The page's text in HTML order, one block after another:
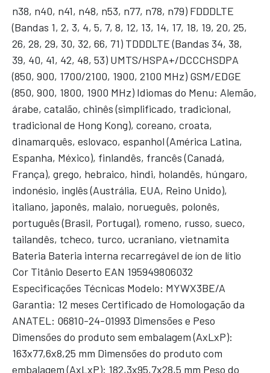
n38, n40, n41, n48, n53, n77, n78, n79) FDDDLTE
(Bandas 1, 2, 3, 4, 5, 7, 8, 12, 13, 14, 17, 18, 19, 20, 25,
26, 28, 29, 30, 32, 66, 71) TDDDLTE (Bandas 34, 38,
39, 40, 41, 42, 48, 53) UMTS/HSPA+/DCCCHSDPA
(850, 900, 1700/2100, 1900, 2100 MHz) GSM/EDGE
(850, 900, 1800, 1900 MHz) Idiomas do Menu: Alemão,
árabe, catalão, chinês (simplificado, tradicional,
tradicional de Hong Kong), coreano, croata,
dinamarquês, eslovaco, espanhol (América Latina,
Espanha, México), finlandês, francês (Canadá,
França), grego, hebraico, hindi, holandês, húngaro,
indonésio, inglês (Austrália, EUA, Reino Unido),
italiano, japonês, malaio, norueguês, polonês,
português (Brasil, Portugal), romeno, russo, sueco,
tailandês, tcheco, turco, ucraniano, vietnamita
Bateria Bateria interna recarregável de íon de lítio
Cor Titânio Deserto EAN 195949806032
Especificações Técnicas Modelo: MYWX3BE/A
Garantia: 12 meses Certificado de Homologação da
ANATEL: 06810-24-01993 Dimensões e Peso
Dimensões do produto sem embalagem (AxLxP):
163x77,6x8,25 mm Dimensões do produto com
embalagem (AxLxP): 182,3x95,7x28,5 mm Peso do